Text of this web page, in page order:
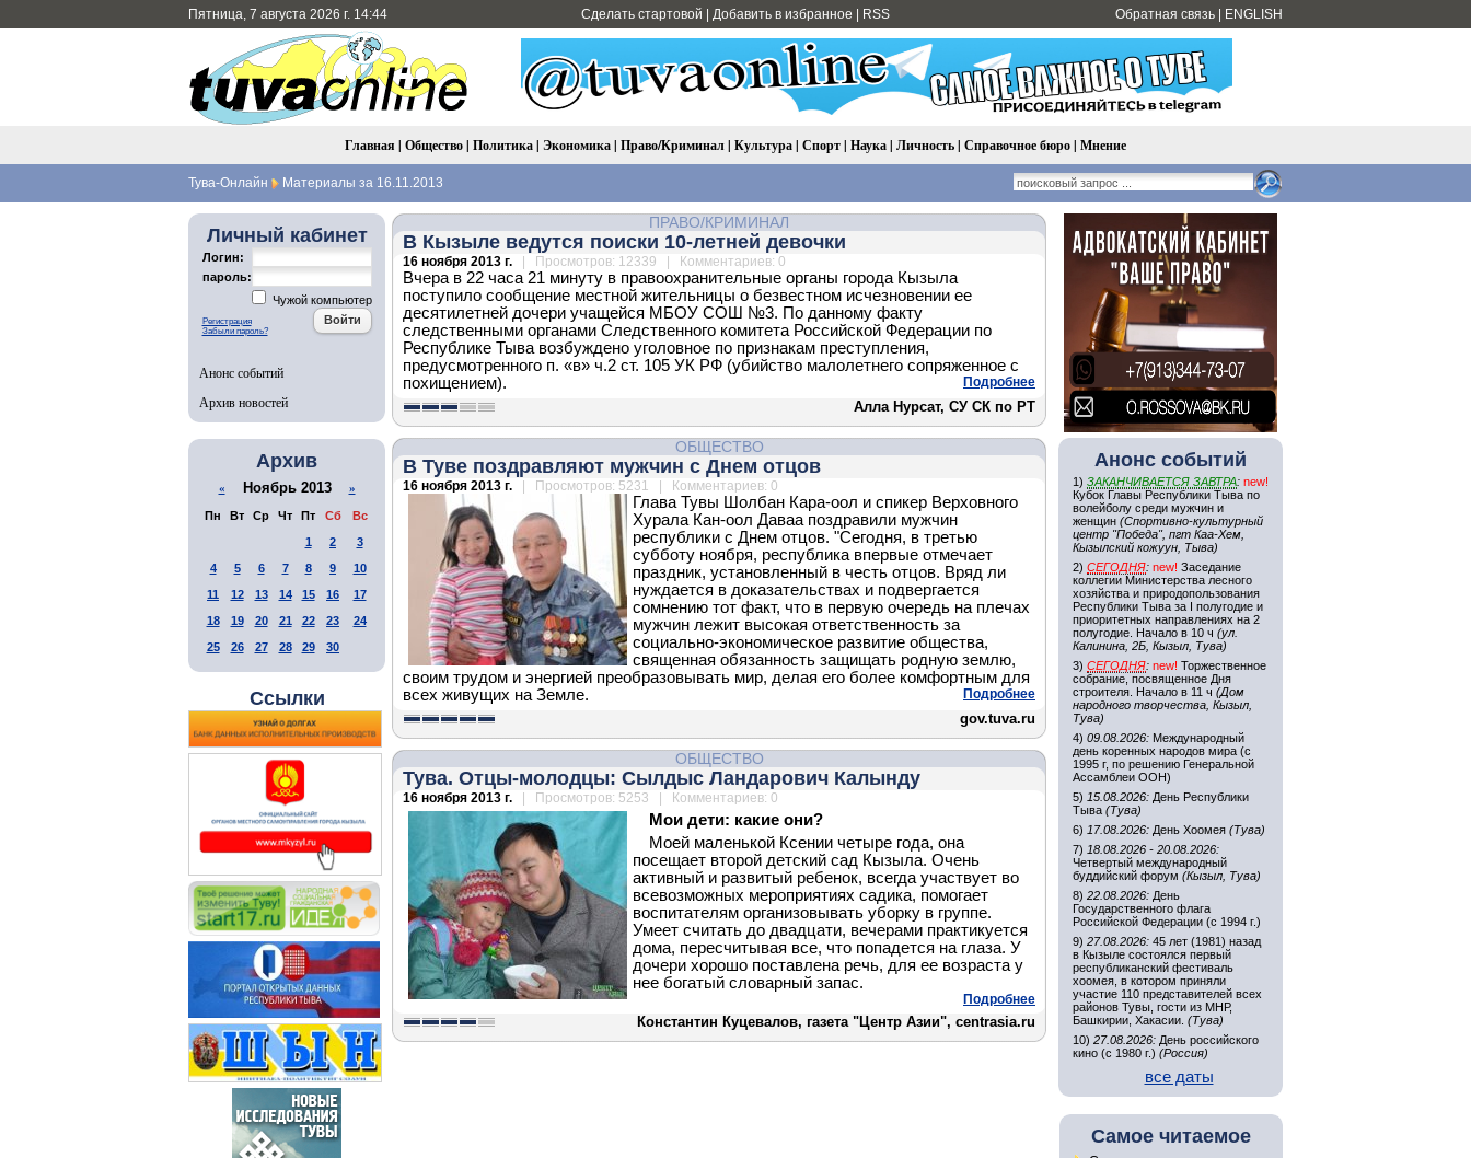
Пятница, 7 августа 2026 г. 14:44 Сделать стартовой Добавить в избранное RSS Обратная связь ENGLISH
Главная | Общество| Политика| Экономика| Право/Криминал| Культура| Спорт| Наука| Личность| Справочное бюро| Мнение
Тува-Онлайн Материалы за 16.11.2013
Личный кабинет
Логин:
пароль:
Чужой компьютер
Регистрация
Забыли пароль?
Анонс событий
Архив новостей
Архив
« Ноябрь 2013 »
Пн Вт Ср Чт Пт Сб
Вс
1
2
3
4
5 6 7 8 9
10
11
12 13 14 15 16
17
18
19 20 21 22 23
24
25
26 27 28 29 30
Ссылки
ПРАВО/КРИМИНАЛ
В Кызыле ведутся поиски 10-летней девочки
16 ноября 2013 г. | Просмотров: 12339 | Комментариев: 0
Вчера в 22 часа 21 минуту в правоохранительные органы города Кызыла
поступило сообщение местной жительницы о безвестном исчезновении ее
десятилетней дочери учащейся МБОУ СОШ №3. По данному факту
следственными органами Следственного комитета Российской Федерации по
Республике Тыва возбуждено уголовное по признакам преступления,
предусмотренного п. «в» ч.2 ст. 105 УК РФ (убийство малолетнего сопряженное с
похищением).
Подробнее
Алла Нурсат, СУ СК по РТ
ОБЩЕСТВО
В Туве поздравляют мужчин с Днем отцов
16 ноября 2013 г. | Просмотров: 5231 | Комментариев: 0
Глава Тувы Шолбан Кара-оол и спикер Верховного
Хурала Кан-оол Даваа поздравили мужчин
республики с Днем отцов. "Сегодня, в третью
субботу ноября, республика впервые отмечает
праздник, установленный в честь отцов. Вряд ли
нуждается в доказательствах и подвергается
сомнению тот факт, что в первую очередь на плечах
мужчин лежит высокая ответственность за
социально-экономическое развитие общества,
священная обязанность защищать родную землю,
своим трудом и энергией преобразовывать мир, делая его более комфортным для
всех живущих на Земле.
Подробнее
gov.tuva.ru
ОБЩЕСТВО
Тува. Отцы-молодцы: Сылдыс Ландарович Калынду
16 ноября 2013 г. | Просмотров: 5253 | Комментариев: 0
Мои дети: какие они?
Моей маленькой Ксении четыре года, она
посещает второй детский сад Кызыла. Очень
активный и развитый ребенок, всегда участвует во
всевозможных мероприятиях садика, помогает
воспитателям организовывать уборку в группе.
Умеет считать до двадцати, вечерами практикуется
дома, пересчитывая все, что попадется на глаза. У
дочери хорошо поставлена речь, для ее возраста у
нее богатый словарный запас.
Подробнее
Константин Куцевалов, газета "Центр Азии", centrasia.ru
Анонс событий
1) ЗАКАНЧИВАЕТСЯ ЗАВТРА: new!
Кубок Главы Республики Тыва по
волейболу среди мужчин и
женщин (Спортивно-культурный
центр "Победа", пгт Каа-Хем,
Кызылский кожуун, Тыва)
2) СЕГОДНЯ: new! Заседание
коллегии Министерства лесного
хозяйства и природопользования
Республики Тыва за I полугодие и
приоритетных направлениях на 2
полугодие. Начало в 10 ч (ул.
Калинина, 2Б, Кызыл, Тува)
3) СЕГОДНЯ: new! Торжественное
собрание, посвященное Дня
строителя. Начало в 11 ч (Дом
народного творчества, Кызыл,
Тува)
4) 09.08.2026: Международный
день коренных народов мира (с
1995 г, по решению Генеральной
Ассамблеи ООН)
5) 15.08.2026: День Республики
Тыва (Тува)
6) 17.08.2026: День Хоомея (Тува)
7) 18.08.2026 - 20.08.2026:
Четвертый международный
буддийский форум (Кызыл, Тува)
8) 22.08.2026: День
Государственного флага
Российской Федерации (с 1994 г.)
9) 27.08.2026: 45 лет (1981) назад
в Кызыле состоялся первый
республиканский фестиваль
хоомея, в котором приняли
участие 110 представителей всех
районов Тувы, гости из МНР,
Башкирии, Хакасии. (Тува)
10) 27.08.2026: День российского
кино (с 1980 г.) (Россия)
все даты
Самое читаемое